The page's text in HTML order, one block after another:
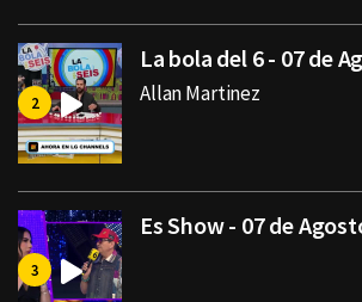
La bola del 6 - 07 de
Allan Martinez
Es Show - 07 de